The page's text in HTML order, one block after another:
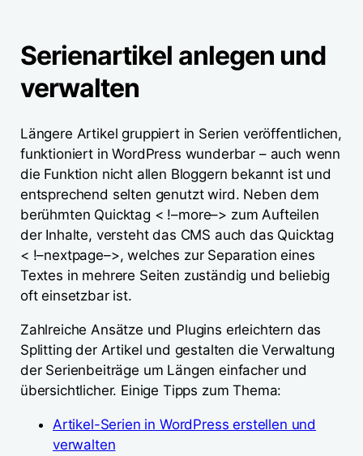
Serienartikel anlegen und
verwalten
Längere Artikel gruppiert in Serien veröffentlichen,
funktioniert in WordPress wunderbar – auch wenn
die Funktion nicht allen Bloggern bekannt ist und
entsprechend selten genutzt wird. Neben dem
berühmten Quicktag < !–more–> zum Aufteilen
der Inhalte, versteht das CMS auch das Quicktag
< !–nextpage–>, welches zur Separation eines
Textes in mehrere Seiten zuständig und beliebig
oft einsetzbar ist.
Zahlreiche Ansätze und Plugins erleichtern das
Splitting der Artikel und gestalten die Verwaltung
der Serienbeiträge um Längen einfacher und
übersichtlicher. Einige Tipps zum Thema:
Artikel-Serien in WordPress erstellen und
verwalten